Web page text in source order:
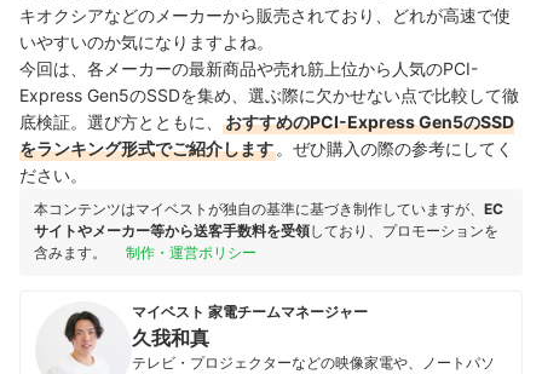
キオクシアなどのメーカーから販売されており、どれが高速で使
いやすいのか気になりますよね。
今回は、各メーカーの最新商品や売れ筋上位から人気のPCI-
Express Gen5のSSDを集め、選ぶ際に欠かせない点で比較して徹
底検証。選び方とともに、
おすすめのPCI-Express Gen5のSSD
をランキング形式でご紹介します 。ぜひ購入の際の参考にしてく
ださい。
本コンテンツはマイベストが独自の基準に基づき制作していますが、 EC
サイトやメーカー等から送客手数料を受領しており、プロモーションを
含みます。
制作・運営ポリシー
マイベスト 家電チームマネージャー
久我和真
テレビ・プロジェクターなどの映像家電や、ノートパソ